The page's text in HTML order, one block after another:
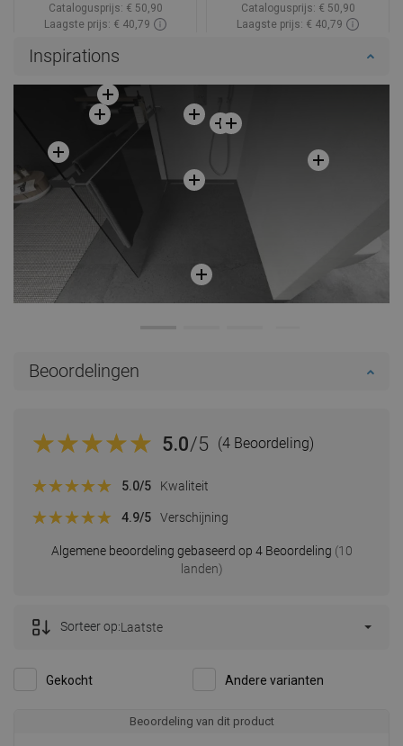
Catalogusprijs: € 50,90
Laagste prijs: € 40,79
Favoriet
Catalogusprijs: € 50,90
Laagste prijs: € 40,79
Inspirations
Beoordelingen
5.0/5 (4 Beoordeling)
Algemene beoordeling gebaseerd op 4 Beoordeling (10
landen)
5.0/5 Kwaliteit
4.9/5 Verschijning
Gekocht Andere varianten
Sorteer op:Laatste
Beoordeling van dit product